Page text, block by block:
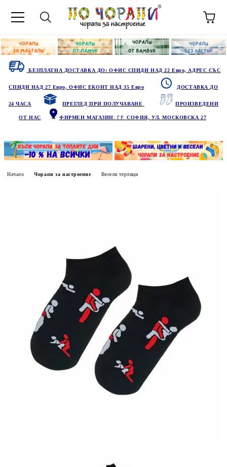
БЕЗПЛАТНА ДОСТАВКА ДО: ОФИС СПИДИ НАД 22 Евро, АДРЕС СЪС
СПИДИ НАД 27 Евро, ОФИС ЕКОНТ НАД 35 Евро ДОСТАВКА ДО
24 ЧАСА ПРЕГЛЕД ПРИ ПОЛУЧАВАНЕ ПРОИЗВЕДЕНИ
ОТ НАС ФИРМЕН МАГАЗИН: ГР.СОФИЯ, УЛ. МОСКОВСКА 27
Начало Чорапи за настроение Весели терлици